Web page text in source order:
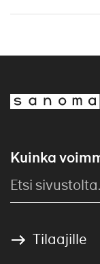
Kuinka
Tilaajille